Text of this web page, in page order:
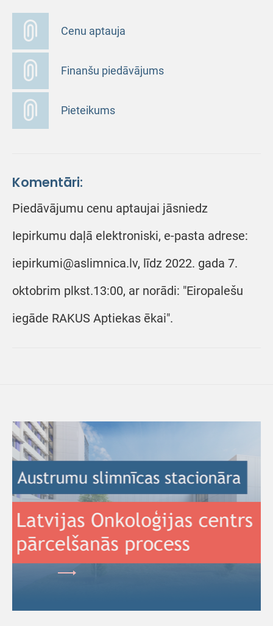
Cenu aptauja
Finanšu piedāvājums
Pieteikums
Komentāri:
Piedāvājumu cenu aptaujai jāsniedz
Iepirkumu daļā elektroniski, e-pasta adrese:
iepirkumi@aslimnica.lv, līdz 2022. gada 7.
oktobrim plkst.13:00, ar norādi: "Eiropalešu
iegāde RAKUS Aptiekas ēkai".